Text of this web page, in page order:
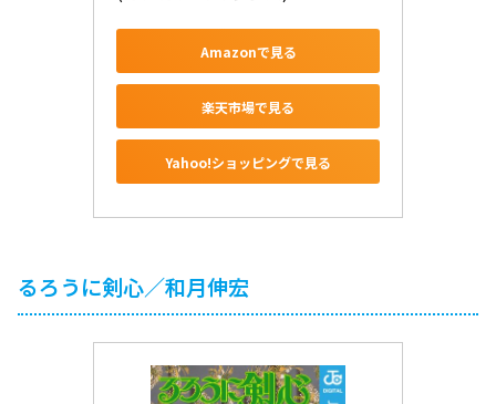
Amazonで見る
楽天市場で見る
Yahoo!ショッピングで見る
るろうに剣心／和月伸宏